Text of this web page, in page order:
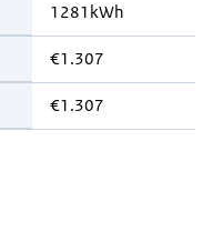
1281kWh
€1.307
€1.307